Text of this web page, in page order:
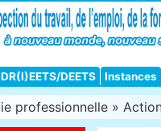
DR(I)EETS/DEETS Instances
professionnelle »